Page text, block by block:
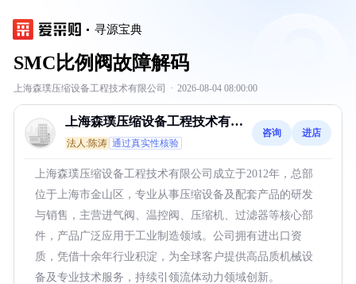
寻源宝典
SMC比例阀故障解码
上海森璞压缩设备工程技术有限公司 · 2026-08-04 08:00:00
上海森璞压缩设备工程技术有限
公司
法人:陈涛 通过真实性核验
咨询 进店
上海森璞压缩设备工程技术有限公司成立于2012年，总部
位于上海市金山区，专业从事压缩设备及配套产品的研发
与销售，主营进气阀、温控阀、压缩机、过滤器等核心部
件，产品广泛应用于工业制造领域。公司拥有进出口资
质，凭借十余年行业积淀，为全球客户提供高品质机械设
备及专业技术服务，持续引领流体动力领域创新。